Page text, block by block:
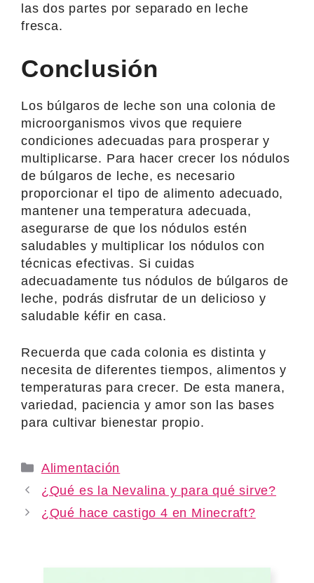
las dos partes por separado en leche
fresca.
Conclusión
Los búlgaros de leche son una colonia de
microorganismos vivos que requiere
condiciones adecuadas para prosperar y
multiplicarse. Para hacer crecer los nódulos
de búlgaros de leche, es necesario
proporcionar el tipo de alimento adecuado,
mantener una temperatura adecuada,
asegurarse de que los nódulos estén
saludables y multiplicar los nódulos con
técnicas efectivas. Si cuidas
adecuadamente tus nódulos de búlgaros de
leche, podrás disfrutar de un delicioso y
saludable kéfir en casa.
Recuerda que cada colonia es distinta y
necesita de diferentes tiempos, alimentos y
temperaturas para crecer. De esta manera,
variedad, paciencia y amor son las bases
para cultivar bienestar propio.
Categories
Alimentación
¿Qué es la Nevalina y para qué sirve?
¿Qué hace castigo 4 en Minecraft?